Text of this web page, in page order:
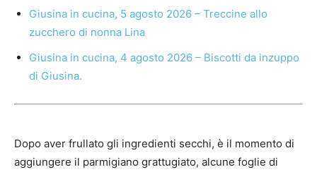
Giusina in cucina, 5 agosto 2026 – Treccine allo
zucchero di nonna Lina
Giusina in cucina, 4 agosto 2026 – Biscotti da inzuppo
di Giusina.
Dopo aver frullato gli ingredienti secchi, è il momento di
aggiungere il parmigiano grattugiato, alcune foglie di